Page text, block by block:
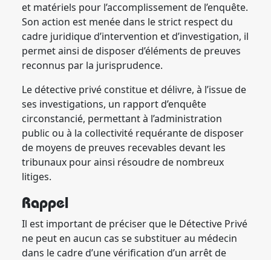
et matériels pour l’accomplissement de l’enquête.
Son action est menée dans le strict respect du
cadre juridique d’intervention et d’investigation, il
permet ainsi de disposer d’éléments de preuves
reconnus par la jurisprudence.
Le détective privé constitue et délivre, à l’issue de
ses investigations, un rapport d’enquête
circonstancié, permettant à l’administration
public ou à la collectivité requérante de disposer
de moyens de preuves recevables devant les
tribunaux pour ainsi résoudre de nombreux
litiges.
Rappel
Il est important de préciser que le Détective Privé
ne peut en aucun cas se substituer au médecin
dans le cadre d’une vérification d’un arrêt de